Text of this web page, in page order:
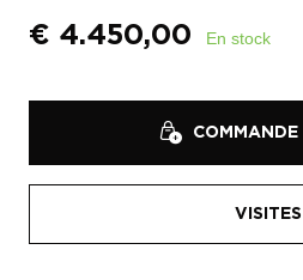
€ 4.450,00 En stock
COMMANDE
VISITES